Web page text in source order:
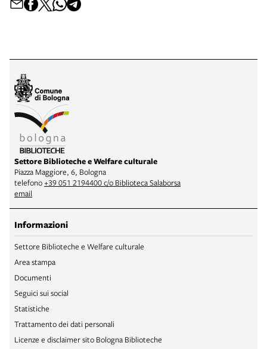
Settore Biblioteche e Welfare culturale
Piazza Maggiore, 6, Bologna
telefono+39 051 2194400 c/o Biblioteca Salaborsa
email
Informazioni
Settore Biblioteche e Welfare culturale
Area stampa
Documenti
Seguici sui social
Statistiche
Trattamento dei dati personali
Licenze e disclaimer sito Bologna Biblioteche